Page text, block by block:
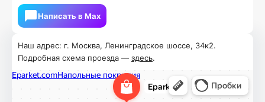
Наш адрес: г. Москва, Ленинградское шоссе, 34к2.
Подробная схема проезда — здесь.
Написать в Мах